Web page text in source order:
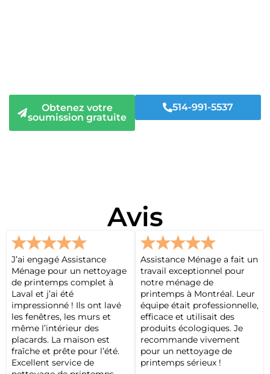
Obtenez votre
soumission gratuite
514-991-5537
Avis
J’ai engagé Assistance
Ménage pour un nettoyage
de printemps complet à
Laval et j’ai été
impressionné ! Ils ont lavé
les fenêtres, les murs et
même l’intérieur des
placards. La maison est
fraîche et prête pour l’été.
Excellent service de
Assistance Ménage a fait un
travail exceptionnel pour
notre ménage de
printemps à Montréal. Leur
équipe était professionnelle,
efficace et utilisait des
produits écologiques. Je
recommande vivement
pour un nettoyage de
printemps sérieux !